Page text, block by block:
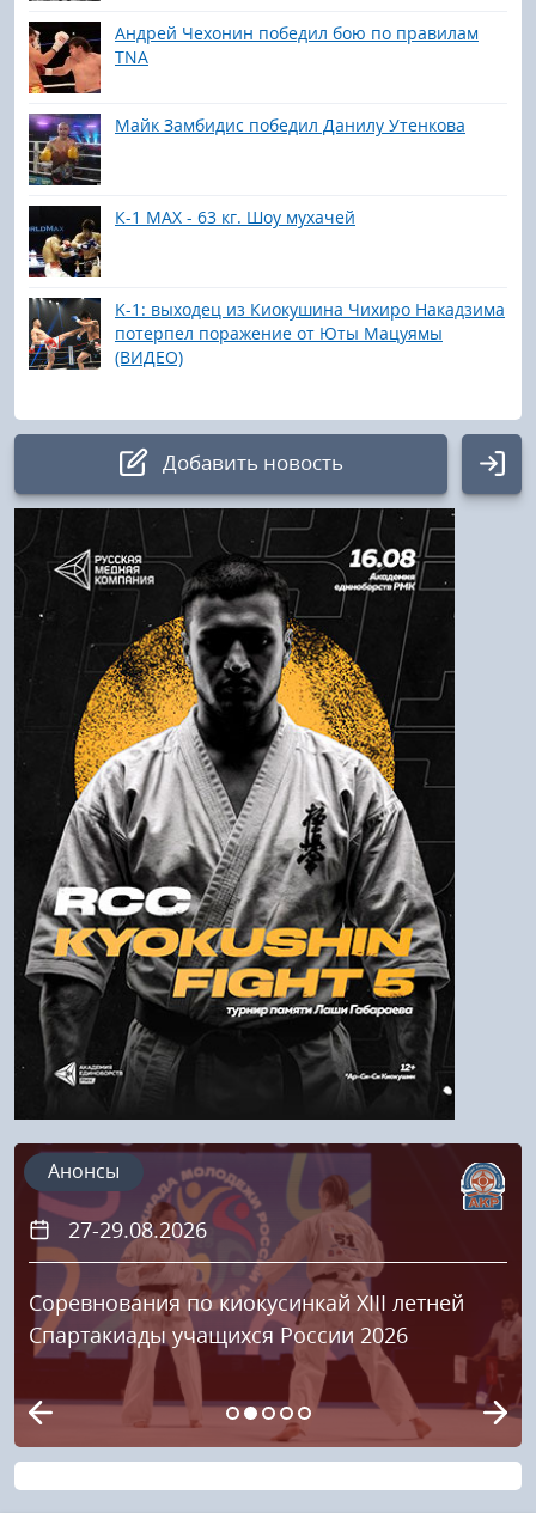
Андрей Чехонин победил бою по правилам
TNA
Майк Замбидис победил Данилу Утенкова
К-1 МАХ - 63 кг. Шоу мухачей
K-1: выходец из Киокушина Чихиро Накадзима
потерпел поражение от Юты Мацуямы
(ВИДЕО)
Добавить новость
Авторизация
Логин:
Пароль
Войти
Напомнить пароль
Регистрация
27-29.08.2026
Соревнования по киокусинкай XIII летней
Спартакиады учащихся России 2026
Анонсы